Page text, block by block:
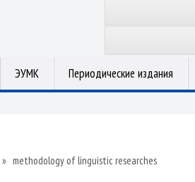
ЭУМК Периодические издания
» methodology of linguistic researches